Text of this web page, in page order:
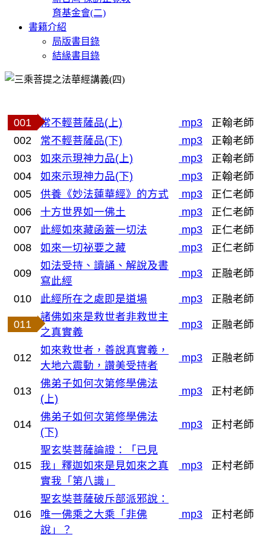
育基金會(二)
書籍介紹
局版書目錄
結緣書目錄
001 常不輕菩薩品(上) mp3
正翰老師
002
常不輕菩薩品(下) mp3
正翰老師
003
如來示現神力品(上) mp3
正翰老師
004
如來示現神力品(下) mp3
正翰老師
005
供養《妙法蓮華經》的方式 mp3
正仁老師
006
十方世界如一佛土 mp3
正仁老師
007
此經如來藏函蓋一切法 mp3
正仁老師
008
如來一切祕要之藏 mp3 正仁老師
009
如法受持、讀誦、解說及書
寫此經
mp3 正融老師
010 此經所在之處即是道場 mp3 正融老師
011
諸佛如來是救世者非救世主
之真實義
mp3 正融老師
012
如來救世者，善說真實義，
大地六震動，讚美受持者
mp3 正融老師
013
佛弟子如何次第修學佛法
(上)
mp3 正村老師
014
佛弟子如何次第修學佛法
(下)
mp3 正村老師
015
聖玄奘菩薩論證：「已見
我」釋迦如來是見如來之真
實我「第八識」
mp3 正村老師
016
聖玄奘菩薩破斥部派邪說：
唯一佛乘之大乘「非佛
說」？
mp3 正村老師